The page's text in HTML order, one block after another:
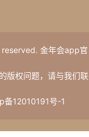
金年会app官
版权问题，请与我们联
备12010191号-1